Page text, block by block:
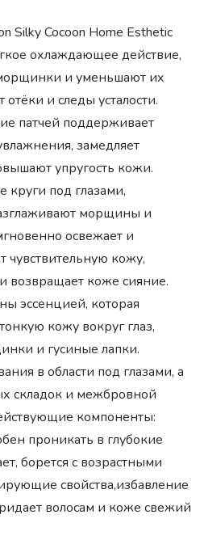
Silky Cocoon Home Esthetic
охлаждающее действие,
и уменьшают их
и следы усталости.
патчей поддерживает
замедляет
упругость кожи.
круги под глазами,
морщины и
освежает и
чувствительную кожу,
возвращает коже сияние.
эссенцией, которая
кожу вокруг глаз,
и гусиные лапки.
в области под глазами, а
складок и межбровной
компоненты:
проникать в глубокие
борется с возрастными
свойства,избавление
волосам и коже свежий